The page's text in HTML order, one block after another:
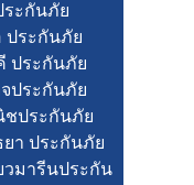
ะกันภัย
ประกันภัย
ประกันภัย
ประกันภัย
ชประกันภัย
า ประกันภัย
วมารีนประกัน